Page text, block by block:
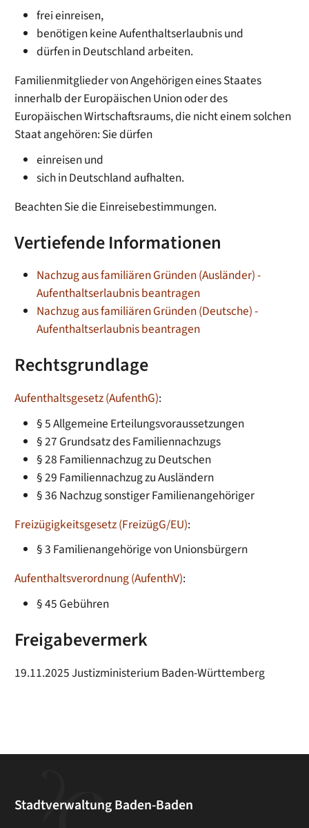
frei einreisen,
benötigen keine Aufenthaltserlaubnis und
dürfen in Deutschland arbeiten.
Familienmitglieder von Angehörigen einesStaates
innerhalb der Europäischen Union oder des
Europäischen Wirtschaftsraums, die nicht einem solchen
Staat angehören: Sie dürfen
einreisen und
sich in Deutschland aufhalten.
Beachten Sie die Einreisebestimmungen.
Vertiefende Informationen
Nachzug aus familiären Gründen (Ausländer) -
Aufenthaltserlaubnis beantragen
Nachzug aus familiären Gründen (Deutsche) -
Aufenthaltserlaubnis beantragen
Rechtsgrundlage
Aufenthaltsgesetz (AufenthG):
§ 5 Allgemeine Erteilungsvoraussetzungen
§ 27 Grundsatz des Familiennachzugs
§ 28 Familiennachzug zu Deutschen
§ 29 Familiennachzug zu Ausländern
§ 36 Nachzug sonstiger Familienangehöriger
Freizügigkeitsgesetz (FreizügG/EU):
§ 3 Familienangehörige von Unionsbürgern
Aufenthaltsverordnung (AufenthV):
§ 45 Gebühren
Freigabevermerk
19.11.2025 Justizministerium Baden-Württemberg
Stadtverwaltung Baden-Baden